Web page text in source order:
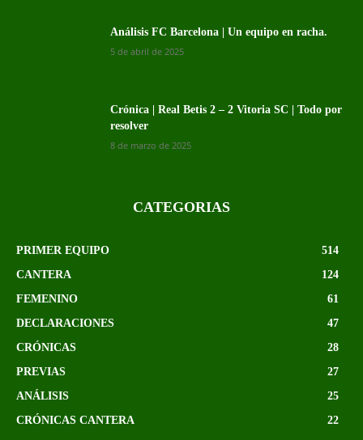
Análisis FC Barcelona | Un equipo en racha.
5 de abril de 2025
Crónica | Real Betis 2 – 2 Vitoria SC | Todo por
resolver
8 de marzo de 2025
CATEGORIAS
PRIMER EQUIPO
514
CANTERA
124
FEMENINO
61
DECLARACIONES
47
CRÓNICAS
28
PREVIAS
27
ANÁLISIS
25
CRÓNICAS CANTERA
22